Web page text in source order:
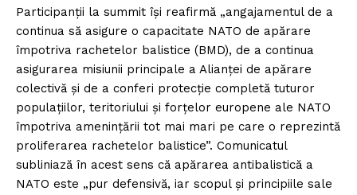
Participanţii la summit îşi reafirmă „angajamentul de a
continua să asigure o capacitate NATO de apărare
împotriva rachetelor balistice (BMD), de a continua
asigurarea misiunii principale a Alianţei de apărare
colectivă şi de a conferi protecţie completă tuturor
populaţiilor, teritoriului şi forţelor europene ale NATO
împotriva ameninţării tot mai mari pe care o reprezintă
proliferarea rachetelor balistice”. Comunicatul
subliniază în acest sens că apărarea antibalistică a
NATO este „pur defensivă, iar scopul şi principiile sale